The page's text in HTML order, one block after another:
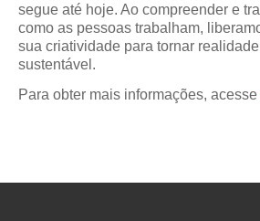
segue até hoje. Ao compreender e
como as pessoas trabalham,
sua criatividade para tornar
sustentável.
Para obter mais informações, acesse